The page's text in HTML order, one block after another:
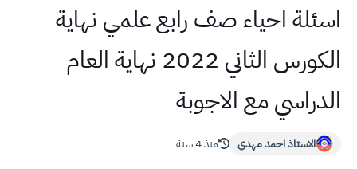
اسئلة احياء صف رابع علمي نهاية
الكورس الثاني 2022 نهاية العام
الدراسي مع الاجوبة
الاستاذ احمد مهدي منذ 4 سنة